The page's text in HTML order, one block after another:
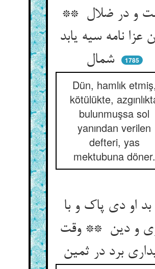
و در ضلال **
عزا نامه سیه یابد
شمال
1785
Dün, hamlık etmiş,
kötülükte,
bulunmuşsa sol
yanından verilen
defteri, yas
mektubuna döner.
بد او دی پاک و با
و دین ** وقت